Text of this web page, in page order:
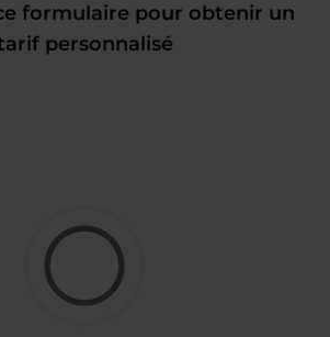
formulaire pour obtenir un
personnalisé